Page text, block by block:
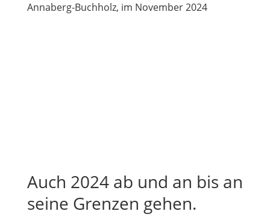
Annaberg-Buchholz, im November 2024
Auch 2024 ab und an bis an
seine Grenzen gehen.